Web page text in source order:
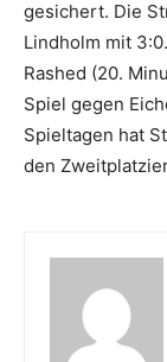
gesichert. Die
Lindholm mit
Rashed (20.
Spiel gegen
Spieltagen hat
den